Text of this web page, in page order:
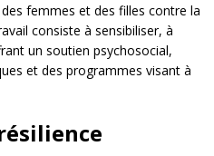
femmes et des filles contre la
consiste à sensibiliser, à
un soutien psychosocial,
et des programmes visant à